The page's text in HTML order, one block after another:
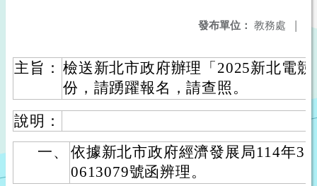
發布單位： 教務處 |
主旨： 檢送新北市政府辦理「2025新北電
份，請踴躍報名，請查照。
說明：
一、
依據新北市政府經濟發展局114年3
0613079號函辨理。